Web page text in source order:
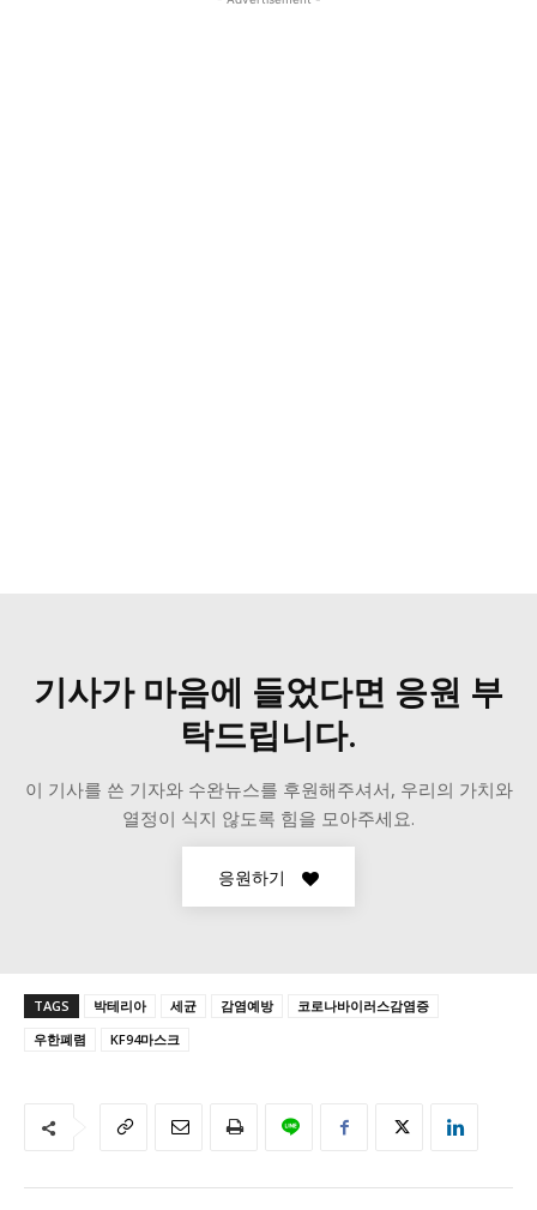
[give_form id=”31259″]
기사가 마음에 들었다면 응원 부
탁드립니다.
이 기사를 쓴 기자와 수완뉴스를 후원해주셔서, 우리의 가치와
열정이 식지 않도록 힘을 모아주세요.
응원하기
TAGS 박테리아 세균 감염예방
코로나바이러스감염증
우한폐렴
KF94마스크